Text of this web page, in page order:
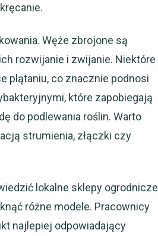
Węże zbrojone są
rozwijanie i zwijanie. Niektóre
plątaniu, co znacznie podnosi
które zapobiegają
do podlewania roślin. Warto
strumienia, złączki czy
lokalne sklepy ogrodnicze
różne modele. Pracownicy
najlepiej odpowiadający